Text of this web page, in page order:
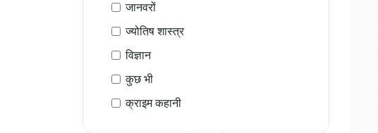
जानवरों
ज्योतिष शास्त्र
विज्ञान
कुछ भी
क्राइम कहानी